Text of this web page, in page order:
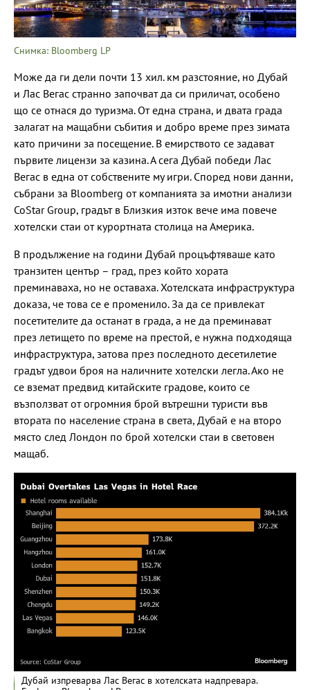
Снимка: Bloomberg LP
Може да ги дели почти 13 хил. км разстояние, но Дубай
и Лас Вегас странно започват да си приличат, особено
що се отнася до туризма. От една страна, и двата града
залагат на мащабни събития и добро време през зимата
като причини за посещение. В емирството се задават
първите лицензи за казина. А сега Дубай победи Лас
Вегас в една от собствените му игри. Според нови данни,
събрани за Bloomberg от компанията за имотни анализи
CoStar Group, градът в Близкия изток вече има повече
хотелски стаи от курортната столица на Америка.
В продължение на години Дубай процъфтяваше като
транзитен център – град, през който хората
преминаваха, но не оставаха. Хотелската инфраструктура
доказа, че това се е променило. За да се привлекат
посетителите да останат в града, а не да преминават
през летището по време на престой, е нужна подходяща
инфраструктура, затова през последното десетилетие
градът удвои броя на наличните хотелски легла. Ако не
се вземат предвид китайските градове, които се
възползват от огромния брой вътрешни туристи във
втората по население страна в света, Дубай е на второ
място след Лондон по брой хотелски стаи в световен
мащаб.
Дубай изпреварва Лас Вегас в хотелската надпревара.